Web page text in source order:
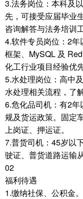
3.法务岗位：本科及
先，可接受应届毕业
咨询解答与法务培训
4.软件专员岗位：2
框架、MySQL 及
化工行业项目经验优先
5.水处理岗位：高中
水处理相关流程，了
6.危化品司机：有2
规及货运政策。固定
上岗证、押运证。
7.普货司机：45岁以
驶证、普货道路运输
02
福利待遇
1.缴纳社保、公积金。